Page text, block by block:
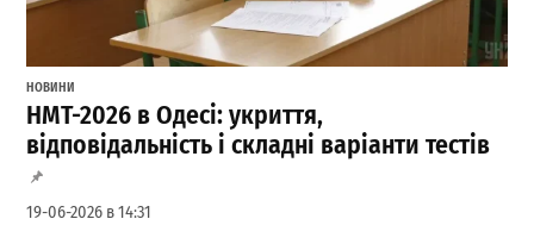
НОВИНИ
НМТ-2026 в Одесі: укриття,
відповідальність і складні варіанти тестів
19-06-2026 в 14:31